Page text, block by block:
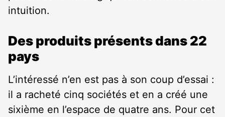
intuition.
Des produits présents dans 22
pays
L’intéressé n’en est pas à son coup d’essai :
il a racheté cinq sociétés et en a créé une
sixième en l’espace de quatre ans. Pour cet